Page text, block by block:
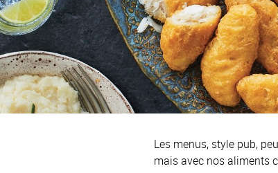
Les menus, style pub,
mais avec nos aliments